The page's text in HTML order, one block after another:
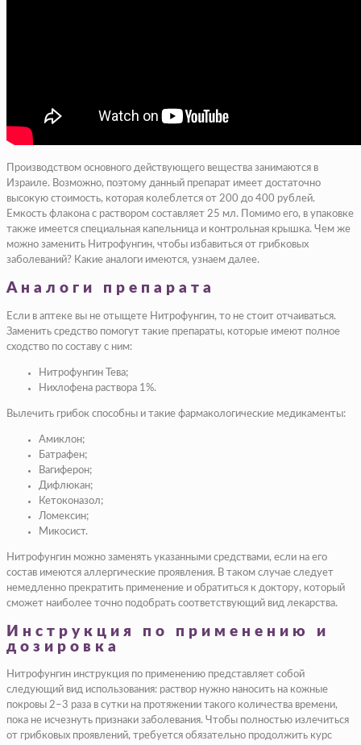
Производством основного действующего вещества занимаются в
Израиле. Возможно, поэтому данный препарат имеет достаточно
высокую стоимость, которая колеблется от 200 до 400 рублей.
Емкость флакона с раствором составляет 25 мл. Помимо его, в упаковке
также имеется специальная капельница и контрольная крышка. Чем же
можно заменить Нитрофунгин, чтобы избавиться от грибковых
заболеваний? Какие аналоги имеются, узнаем далее.
Аналоги препарата
Если в аптеке вы не отыщете Нитрофунгин, то не стоит отчаиваться.
Заменить средство помогут такие препараты, которые имеют полное
сходство по составу с ним:
Нитрофунгин Тева;
Нихлофена раствора 1%.
Вылечить грибок способны и такие фармакологические медикаменты:
Амиклон;
Батрафен;
Вагиферон;
Дифлюкан;
Кетоконазол;
Ломексин;
Микосист.
Нитрофунгин можно заменять указанными средствами, если на его
состав имеются аллергические проявления. В таком случае следует
немедленно прекратить применение и обратиться к доктору, который
сможет наиболее точно подобрать соответствующий вид лекарства.
Инструкция по применению и
дозировка
Нитрофунгин инструкция по применению представляет собой
следующий вид использования: раствор нужно наносить на кожные
покровы 2–3 раза в сутки на протяжении такого количества времени,
пока не исчезнуть признаки заболевания. Чтобы полностью излечиться
от грибковых проявлений, требуется обязательно продолжить курс